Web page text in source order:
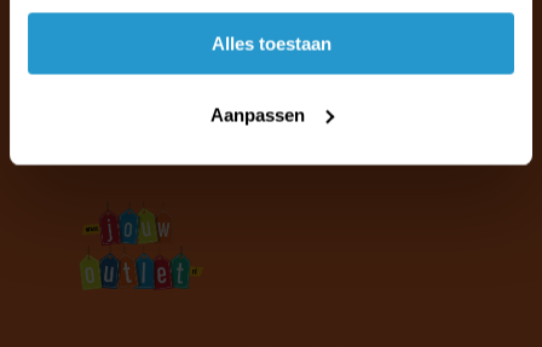
accepteren.
Alles toestaan
Aanpassen
Naar de klantenservice & FAQ